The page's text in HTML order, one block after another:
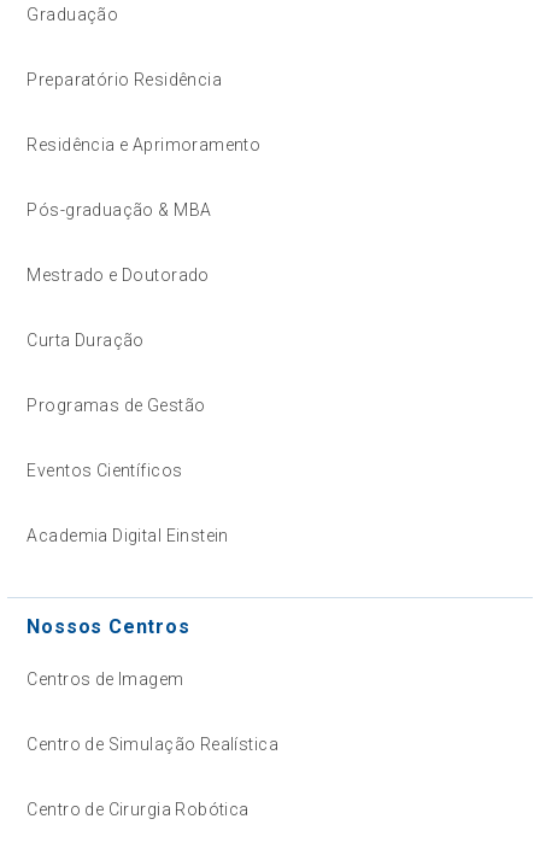
Graduação
Preparatório Residência
Residência e Aprimoramento
Pós-graduação & MBA
Mestrado e Doutorado
Curta Duração
Programas de Gestão
Eventos Científicos
Academia Digital Einstein
Nossos Centros
Centros de Imagem
Centro de Simulação Realística
Centro de Cirurgia Robótica